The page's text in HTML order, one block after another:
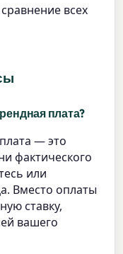
всех
плата?
— это
фактического
или
Вместо оплаты
ставку,
вашего